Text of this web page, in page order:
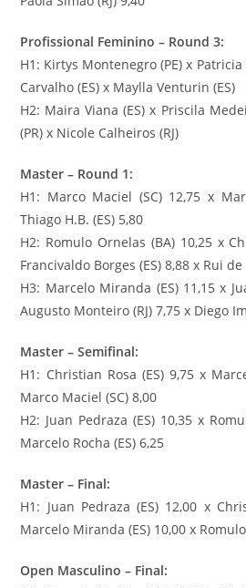
Profissional Feminino – Round 3:
H1: Kirtys Montenegro (PE) x
Carvalho (ES) x Maylla Venturin (ES)
H2: Maira Viana (ES) x Priscila
(PR) x Nicole Calheiros (RJ)
Master – Round 1:
H1: Marco Maciel (SC) 12,75 x
Thiago H.B. (ES) 5,80
H2: Romulo Ornelas (BA) 10,25 x
Francivaldo Borges (ES) 8,88 x Rui de
H3: Marcelo Miranda (ES) 11,15 x
Augusto Monteiro (RJ) 7,75 x Diego
Master – Semifinal:
H1: Christian Rosa (ES) 9,75 x
Marco Maciel (SC) 8,00
H2: Juan Pedraza (ES) 10,35 x
Marcelo Rocha (ES) 6,25
Master – Final:
H1: Juan Pedraza (ES) 12,00 x
Marcelo Miranda (ES) 10,00 x
Open Masculino – Final: